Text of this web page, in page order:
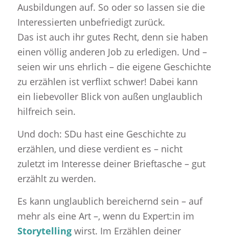
Ausbildungen auf. So oder so lassen sie die
Interessierten unbefriedigt zurück.
Das ist auch ihr gutes Recht, denn sie haben
einen völlig anderen Job zu erledigen. Und –
seien wir uns ehrlich – die eigene Geschichte
zu erzählen ist verflixt schwer! Dabei kann
ein liebevoller Blick von außen unglaublich
hilfreich sein.
Und doch: SDu hast eine Geschichte zu
erzählen, und diese verdient es – nicht
zuletzt im Interesse deiner Brieftasche – gut
erzählt zu werden.
Es kann unglaublich bereichernd sein – auf
mehr als eine Art –, wenn du Expert:in im
Storytellingwirst. Im Erzählen deiner